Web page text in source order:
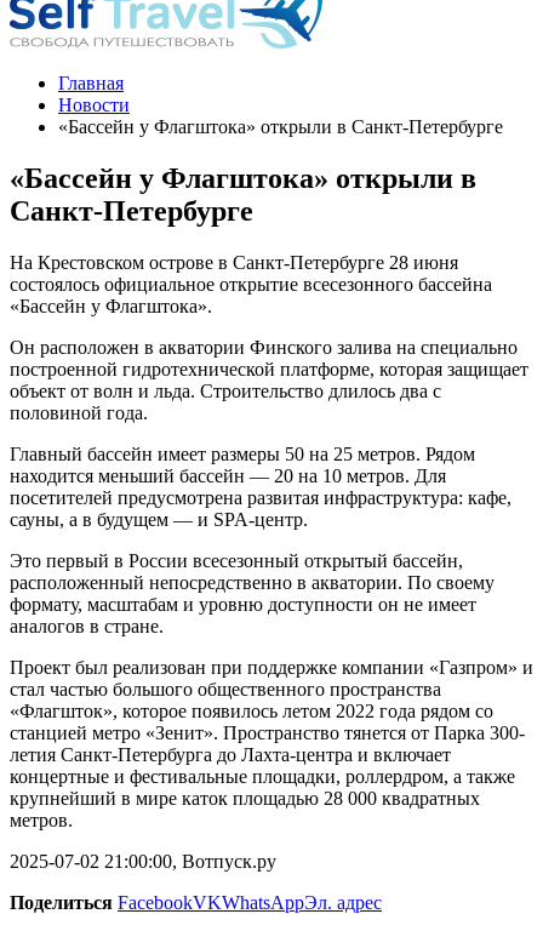
Главная
Новости
«Бассейн у Флагштока» открыли в Санкт-Петербурге
«Бассейн у Флагштока» открыли в
Санкт-Петербурге
На Крестовском острове в Санкт-Петербурге 28 июня
состоялось официальное открытие всесезонного бассейна
«Бассейн у Флагштока».
Он расположен в акватории Финского залива на специально
построенной гидротехнической платформе, которая защищает
объект от волн и льда. Строительство длилось два с
половиной года.
Главный бассейн имеет размеры 50 на 25 метров. Рядом
находится меньший бассейн — 20 на 10 метров. Для
посетителей предусмотрена развитая инфраструктура: кафе,
сауны, а в будущем — и SPA-центр.
Это первый в России всесезонный открытый бассейн,
расположенный непосредственно в акватории. По своему
формату, масштабам и уровню доступности он не имеет
аналогов в стране.
Проект был реализован при поддержке компании «Газпром» и
стал частью большого общественного пространства
«Флагшток», которое появилось летом 2022 года рядом со
станцией метро «Зенит». Пространство тянется от Парка 300-
летия Санкт-Петербурга до Лахта-центра и включает
концертные и фестивальные площадки, роллердром, а также
крупнейший в мире каток площадью 28 000 квадратных
метров.
2025-07-02 21:00:00, Вотпуск.ру
Поделиться FacebookVKWhatsAppЭл. адрес